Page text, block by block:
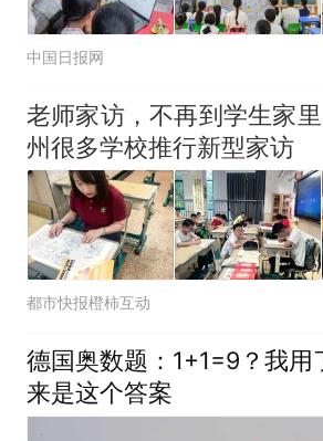
中国日报网
老师家访，不再到学生家
州很多学校推行新型家访
都市快报橙柿互动
德国奥数题：1+1=9？我用
来是这个答案